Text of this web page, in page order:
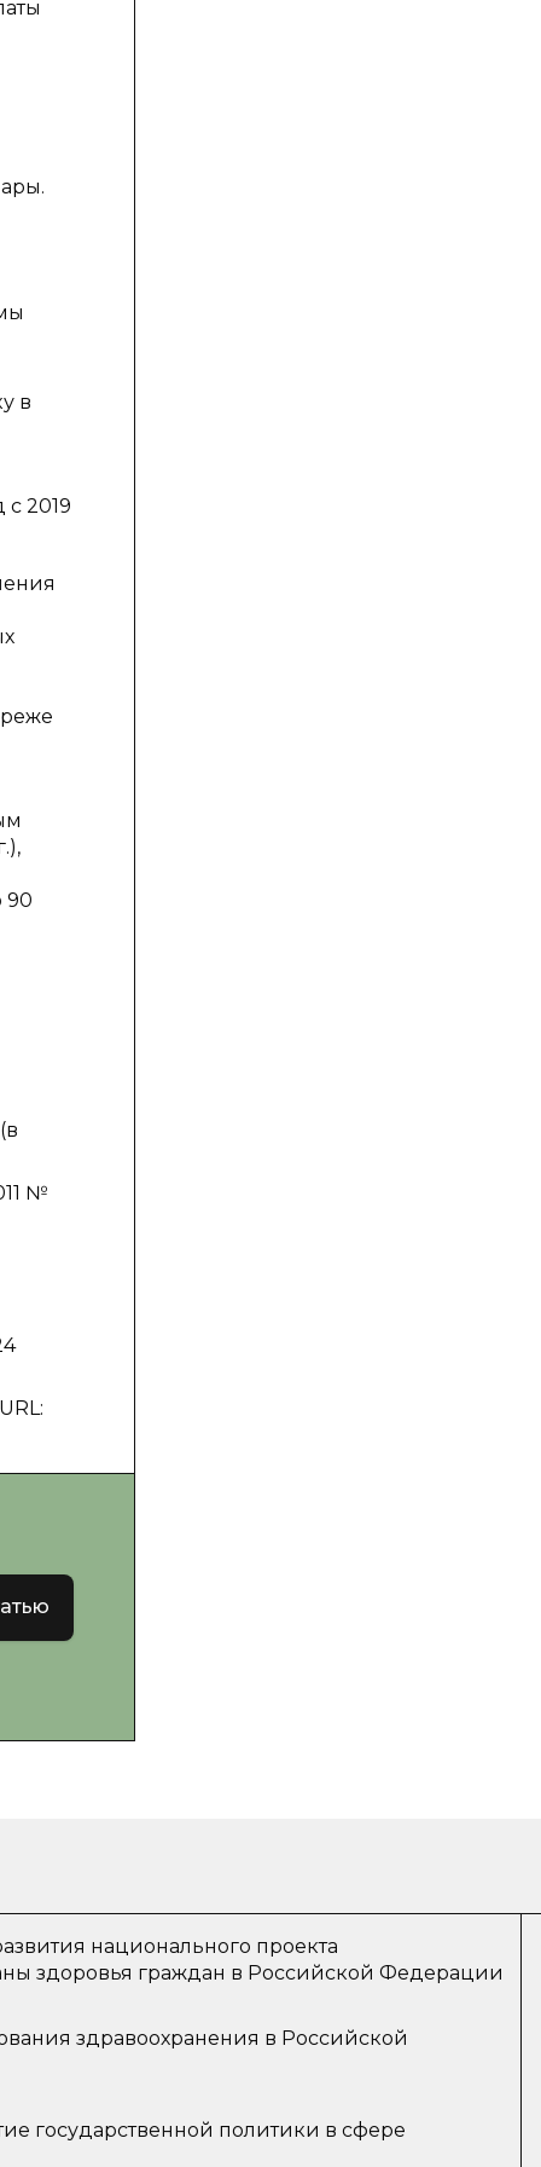
в
2019
90
№
национального проекта
здоровья граждан в Российской Федерации
здравоохранения в Российской
государственной политики в сфере